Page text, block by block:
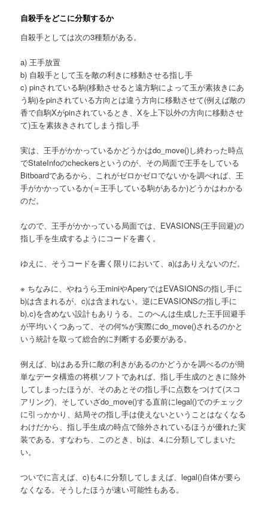
自殺手をどこに分類するか
自殺手としては次の3種類がある。
a) 王手放置
b) 自殺手として玉を敵の利きに移動させる指し手
c) pinされている駒(移動させると遠方駒によって玉が素抜きにあ
う駒)をpinされている方向とは違う方向に移動させて(例えば敵の
香で自駒Xがpinされているとき、Xを上下以外の方向に移動させ
て)玉を素抜きされてしまう指し手
実は、王手がかかっているかどうかはdo_move()し終わった時点
でStateInfoのcheckersというのが、その局面で王手をしている
Bitboardであるから、これがゼロかゼロでないかを調べれば、王
手がかかっているか(＝王手している駒があるか)どうかはわかる
のだ。
なので、王手がかかっている局面では、EVASIONS(王手回避)の
指し手を生成するようにコードを書く。
ゆえに、そうコードを書く限りにおいて、a)はありえないのだ。
※ ちなみに、やねうら王miniやAperyではEVASIONSの指し手に
b)は含まれるが、c)は含まれない。逆にEVASIONSの指し手に
b),c)を含めない設計もありうる。このへんは生成した王手回避手
が平均いくつあって、その何%が実際にdo_move()されるのかと
いう統計を取って総合的に判断する必要がある。
例えば、b)はある升に敵の利きがあるのかどうかを調べるのが簡
単なデータ構造の将棋ソフトであれば、指し手生成のときに除外
してしまったほうが、そのあとその指し手に点数をつけて(スコ
アリング)、そしていざdo_move()する直前にlegal()でのチェック
に引っかかり、結局その指し手は使えないということはなくなる
わけだから、指し手生成の時点で除外されているほうが優れた実
装である。すなわち、このとき、b)は、4.に分類してしまいた
い。
ついでに言えば、c)も4.に分類してしまえば、legal()自体が要ら
なくなる。そうしたほうが速い可能性もある。